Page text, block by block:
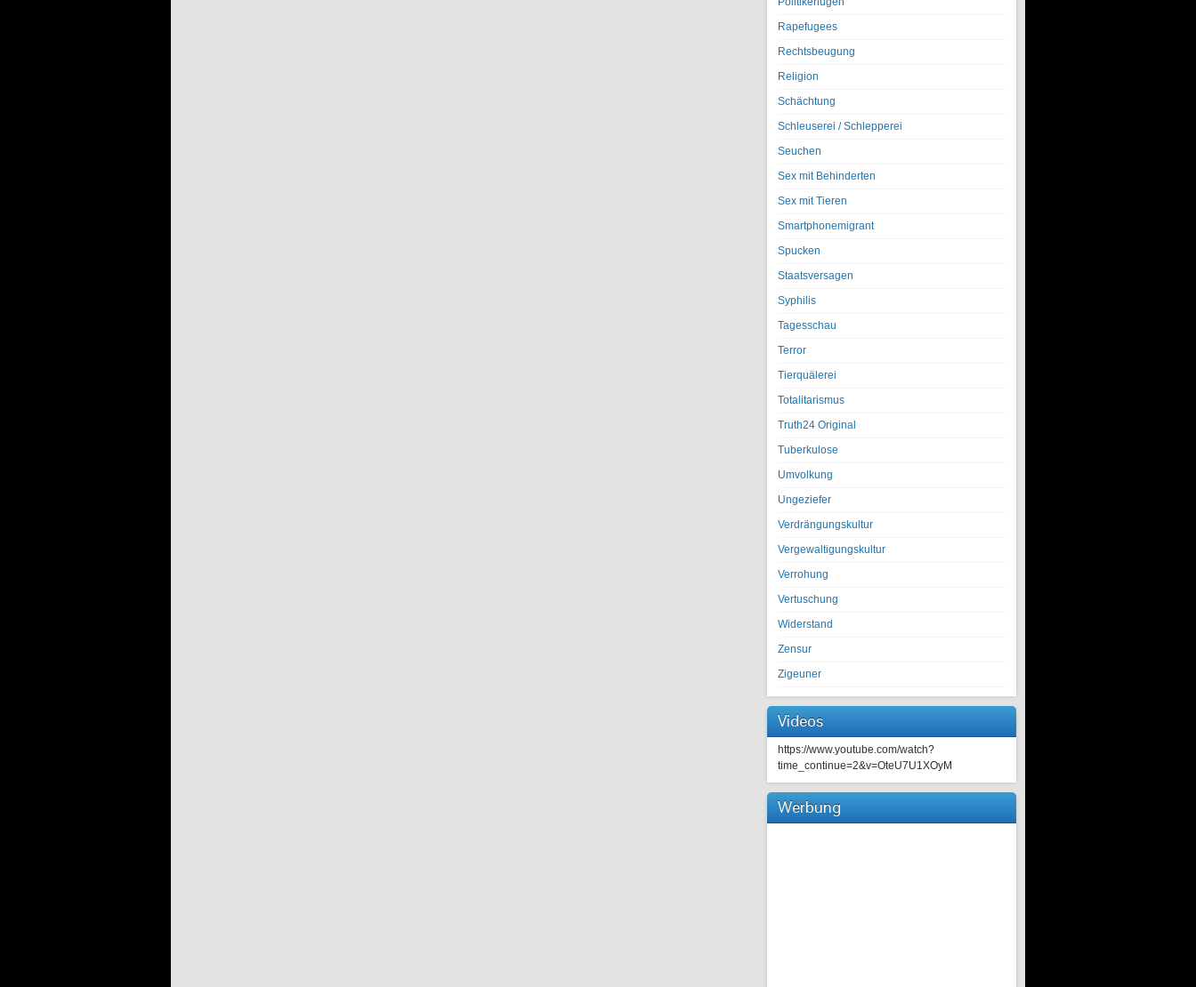
Rapefugees
Rechtsbeugung
Religion
Schächtung
Schleuserei / Schlepperei
Seuchen
Sex mit Behinderten
Sex mit Tieren
Smartphonemigrant
Spucken
Staatsversagen
Syphilis
Tagesschau
Terror
Tierquälerei
Totalitarismus
Truth24 Original
Tuberkulose
Umvolkung
Ungeziefer
Verdrängungskultur
Vergewaltigungskultur
Verrohung
Vertuschung
Widerstand
Zensur
Zigeuner
Videos
https://www.youtube.com/watch?
time_continue=2&v=OteU7U1XOyM
Werbung